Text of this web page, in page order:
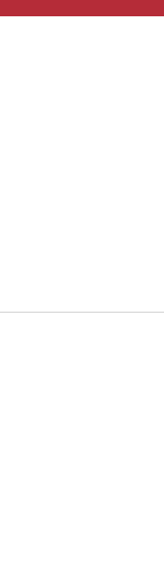
Overslaan en naar de